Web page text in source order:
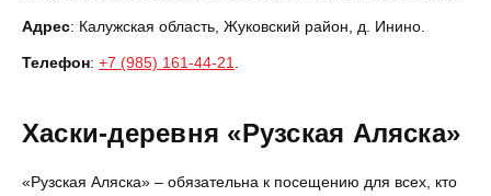
Адрес: Калужская область, Жуковский район, д. Инино.
Телефон: +7 (985) 161-44-21
Хаски-деревня «Рузская Аляска»
«Рузская Аляска» – обязательна к посещению для всех, кто